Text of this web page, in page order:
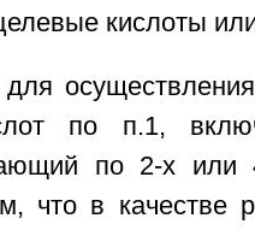
кислоты
для
по п.1,
по 2-х или
что в качестве